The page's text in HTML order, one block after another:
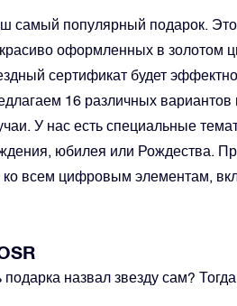
самый популярный подарок. Это
оформленных в золотом
сертификат будет эффектно
16 различных
У нас есть специальные
юбилея или Рождества.
ко всем цифровым элементам,
подарка назвал звезду сам?